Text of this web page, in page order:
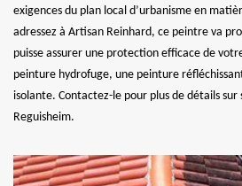
exigences du plan local d’urbanisme en
adressez à Artisan Reinhard, ce peintre va
puisse assurer une protection efficace de
peinture hydrofuge, une peinture
isolante. Contactez-le pour plus de détails sur
Reguisheim.